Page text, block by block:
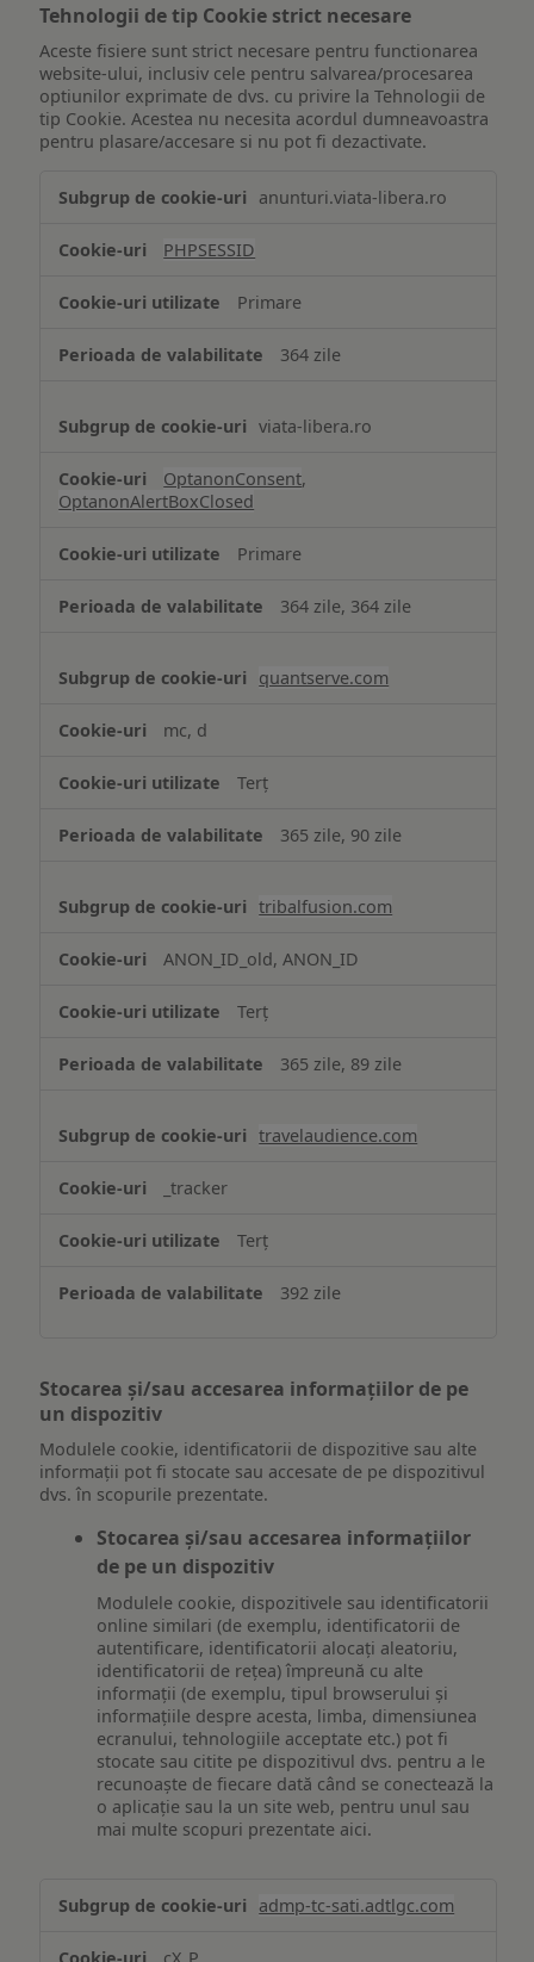
Tehnologii de tip Cookie strict necesare
Aceste fisiere sunt strict necesare pentru functionarea
website-ului, inclusiv cele pentru salvarea/procesarea
optiunilor exprimate de dvs. cu privire la Tehnologii de
tip Cookie. Acestea nu necesita acordul dumneavoastra
pentru plasare/accesare si nu pot fi dezactivate.
de
Cookie
necesare
anunturi.viata-libera.ro
PHPSESSID
Primare
364 zile
viata-libera.ro
OptanonConsent,
OptanonAlertBoxClosed
Primare
364 zile, 364 zile
quantserve.com
mc, d
Terț
365 zile, 90 zile
tribalfusion.com
ANON_ID_old, ANON_ID
Terț
365 zile, 89 zile
travelaudience.com
_tracker
Terț
392 zile
Stocarea și/sau accesarea informațiilor de pe
un dispozitiv
Modulele cookie, identificatorii de dispozitive sau alte
informații pot fi stocate sau accesate de pe dispozitivul
dvs. în scopurile prezentate.
Stocarea și/sau accesarea informațiilor
de pe un dispozitiv
Modulele cookie, dispozitivele sau identificatorii
online similari (de exemplu, identificatorii de
autentificare, identificatorii alocați aleatoriu,
identificatorii de rețea) împreună cu alte
informații (de exemplu, tipul browserului și
informațiile despre acesta, limba, dimensiunea
ecranului, tehnologiile acceptate etc.) pot fi
stocate sau citite pe dispozitivul dvs. pentru a le
recunoaște de fiecare dată când se conectează la
o aplicație sau la un site web, pentru unul sau
mai multe scopuri prezentate aici.
și/sau
admp-tc-sati.adtlgc.com